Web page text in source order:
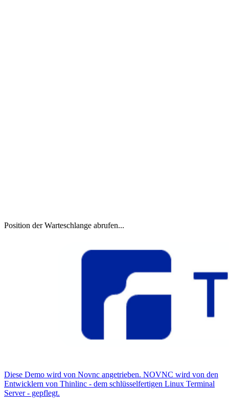
Position der Warteschlange abrufen...
Diese Demo wird von Novnc angetrieben. NOVNC wird von den
Entwicklern von Thinlinc - dem schlüsselfertigen Linux Terminal
Server - gepflegt.